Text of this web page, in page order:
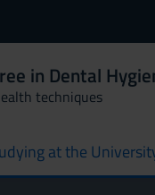
in Dental
techniques
at the